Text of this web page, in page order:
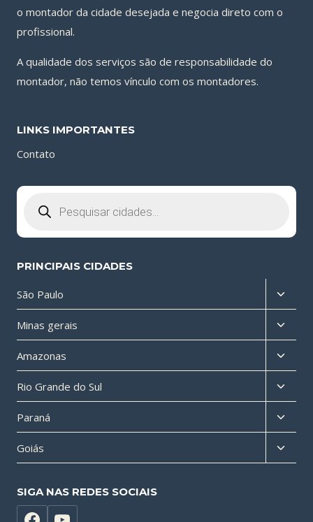
o montador da cidade desejada e negocia direto com o
profissional.
A qualidade dos serviços são de responsabilidade do
montador, não temos vínculo com os montadores.
LINKS IMPORTANTES
Contato
produtos
PRINCIPAIS CIDADES
São Paulo
menu
filho
Minas gerais
menu
filho
Amazonas
menu
filho
Rio Grande do Sul
menu
filho
Paraná
menu
filho
Goiás
menu
SIGA NAS REDES SOCIAIS